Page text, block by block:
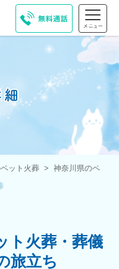
ット火葬
神奈川県のペ
ト火葬・葬儀
旅立ち